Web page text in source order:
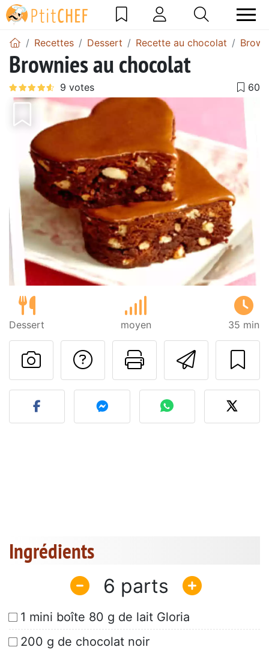
Recettes Dessert Recette au chocolat
Brownies au chocolat
Dessert moyen 35 min
Imprimer
Poser une
Publier votre photo de
Ingrédients
6
1 mini boîte 80 g de lait Gloria
200 g de chocolat noir